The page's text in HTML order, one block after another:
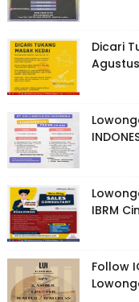
Dicari
IBRM
Follow